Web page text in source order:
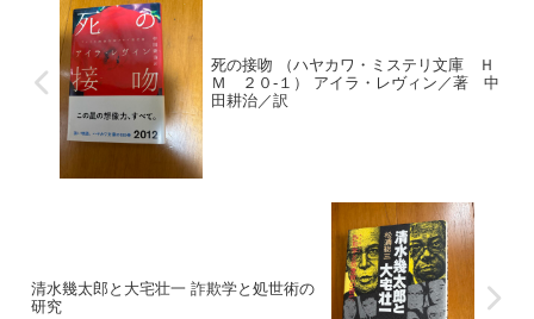
死の接吻 （ハヤカワ・ミステリ文庫 Ｈ
Ｍ ２０‐１） アイラ・レヴィン／著 中
田耕治／訳
清水幾太郎と大宅壮一 詐欺学と処世術の
研究